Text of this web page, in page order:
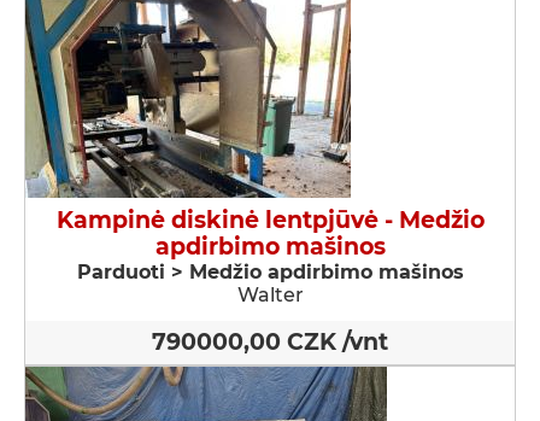
Kampinė diskinė lentpjūvė - Medžio
apdirbimo mašinos
Parduoti > Medžio apdirbimo mašinos
Walter
790000,00 CZK /vnt